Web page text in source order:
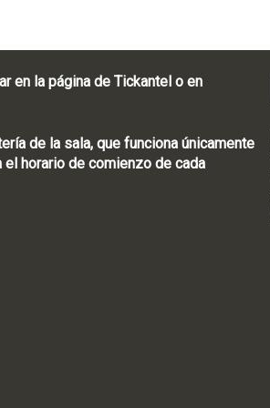
en la página de Tickantel o en
de la sala, que funciona únicamente
horario de comienzo de cada
1950-8565
CP 11100